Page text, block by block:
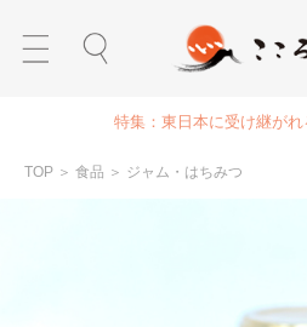
特集：東日本に受け継がれ
TOP ＞ 食品 ＞ ジャム・はちみつ